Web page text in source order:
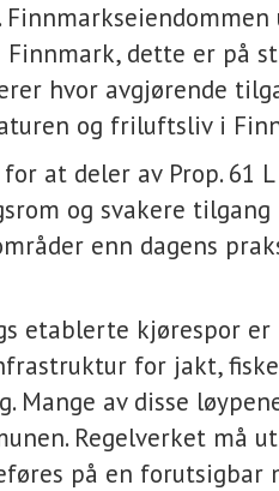
dette er på
hvor avgjørende
og friluftsliv i
at deler av Prop. 61
og svakere
enn dagens
etablerte kjørespor er
for jakt,
Mange av disse
Regelverket må
på en forutsigbar